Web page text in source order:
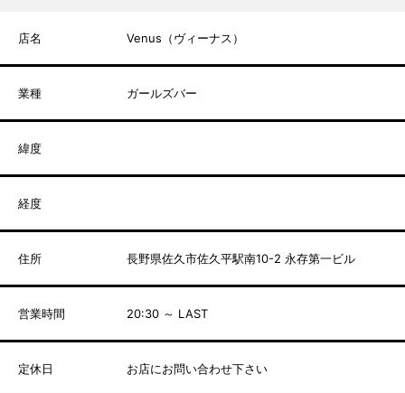
店名 Venus（ヴィーナス）
業種 ガールズバー
緯度
経度
住所 長野県佐久市佐久平駅南10-2 永存第一ビル
営業時間 20:30 ～ LAST
定休日 お店にお問い合わせ下さい